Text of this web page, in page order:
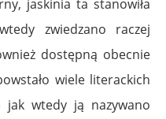
jaskinia ta stanowiła
zwiedzano raczej
dostępną obecnie
wiele literackich
jak wtedy ją nazywano